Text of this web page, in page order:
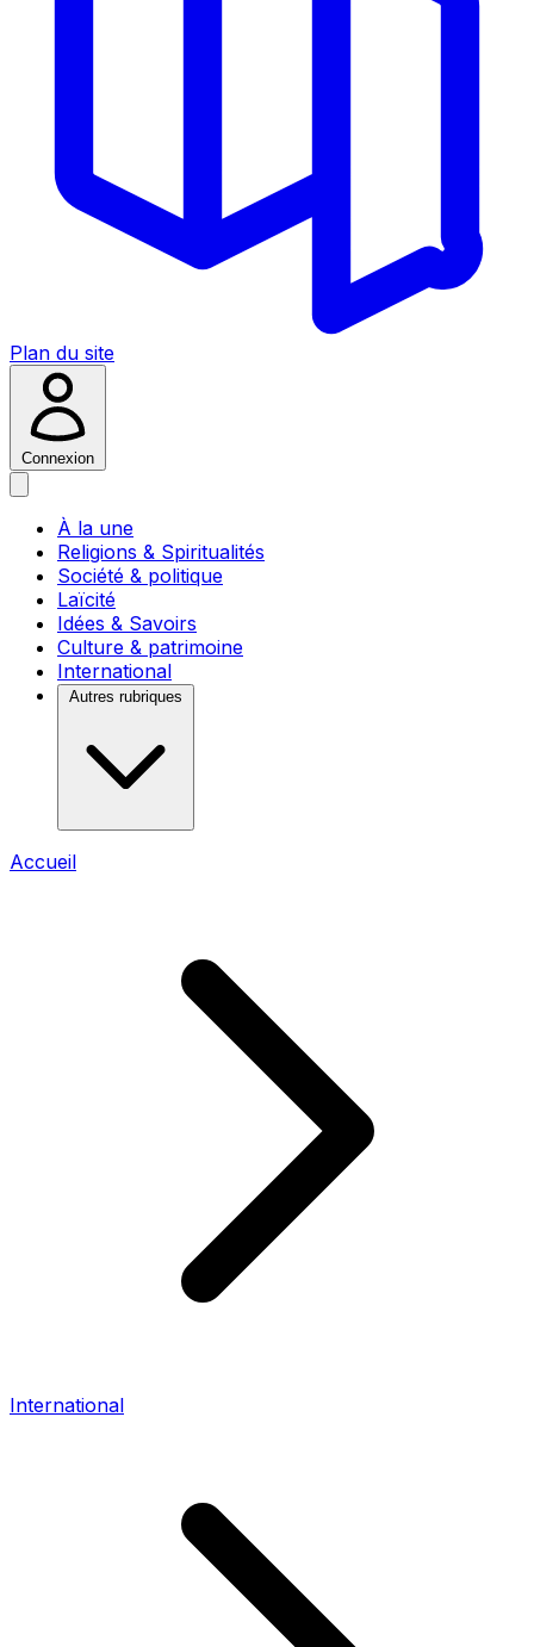
Plan du site
Connexion
À la une
Religions & Spiritualités
Société & politique
Laïcité
Idées & Savoirs
Culture & patrimoine
International
Autres rubriques
Accueil
International